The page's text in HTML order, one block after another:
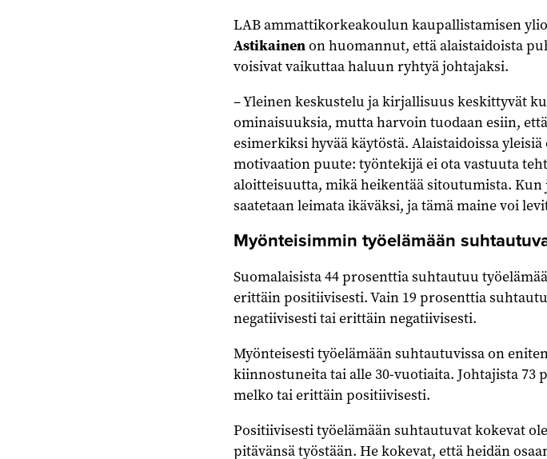
LAB ammattikorkeakoulun kaupallistamisen
Astikainenon huomannut, että alaistaidoista
voisivat vaikuttaa haluun ryhtyä johtajaksi.
– Yleinen keskustelu ja kirjallisuus keskittyvät
ominaisuuksia, mutta harvoin tuodaan esiin,
esimerkiksi hyvää käytöstä. Alaistaidoissa
motivaation puute: työntekijä ei ota vastuuta
aloitteisuutta, mikä heikentää sitoutumista.
saatetaan leimata ikäväksi, ja tämä maine voi
Myönteisimmin työelämään
Suomalaisista 44 prosenttia suhtautuu
erittäin positiivisesti. Vain 19 prosenttia
negatiivisesti tai erittäin negatiivisesti.
Myönteisesti työelämään suhtautuvissa on
kiinnostuneita tai alle 30-vuotiaita. Johtajista 73
melko tai erittäin positiivisesti.
Positiivisesti työelämään suhtautuvat kokevat
pitävänsä työstään. He kokevat, että heidän